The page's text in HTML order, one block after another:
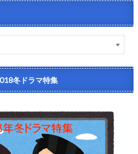
冬ドラマ特集